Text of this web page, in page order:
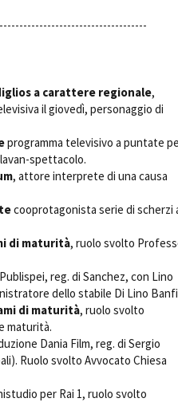
a carattere regionale,
il giovedì, personaggio di
programma televisivo a puntate
spettacolo.
, attore interprete di una causa
 cooprotagonista serie di scherzi
di maturità, ruolo svolto
reg. di Sanchez, con Lino
dello stabile Di Lino
di maturità, ruolo svolto
maturità.
Dania Film, reg. di Sergio
Ruolo svolto Avvocato Chiesa
per Rai 1, ruolo svolto